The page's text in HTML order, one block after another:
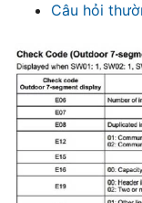
Câu hỏi